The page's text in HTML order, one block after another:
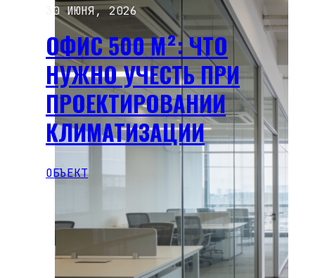
30 ИЮНЯ, 2026
ОФИС 500 М²: ЧТО
НУЖНО УЧЕСТЬ ПРИ
ПРОЕКТИРОВАНИИ
КЛИМАТИЗАЦИИ
ОБЪЕКТ